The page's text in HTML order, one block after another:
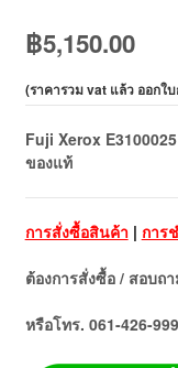
฿5,150.00
(ราคารวม vat แล้ว ออกใ
Fuji Xerox
ของแท้
การสั่งซื้อสินค้า | การ
ต้องการสั่งซื้อ / สอบถา
หรือโทร. 061-426-